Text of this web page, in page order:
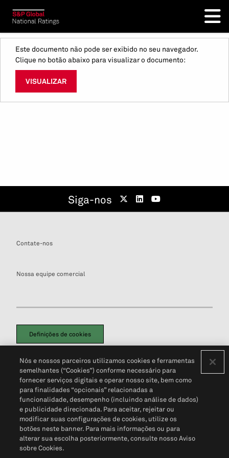
Este documento não pode ser exibido no seu navegador.
Clique no botão abaixo para visualizar o documento:
VISUALIZAR
Siga-nos
Contate-nos
Nossa equipe comercial
Definições de cookies
Política de PrivacidadePortal de privacidade do cliente (em inglês)
Não Venda Minhas Informações Pessoais© 2026 S&P Global
Nós e nossos parceiros utilizamos cookies e ferramentas
semelhantes (“Cookies”) conforme necessário para
fornecer serviços digitais e operar nosso site, bem como
para finalidades “opcionais” relacionadas a
funcionalidade, desempenho (incluindo análise de dados)
e publicidade direcionada. Para aceitar, rejeitar ou
modificar suas configurações de cookies, utilize os
botões neste banner. Para mais informações ou para
alterar sua escolha posteriormente, consulte nosso Aviso
sobre Cookies.